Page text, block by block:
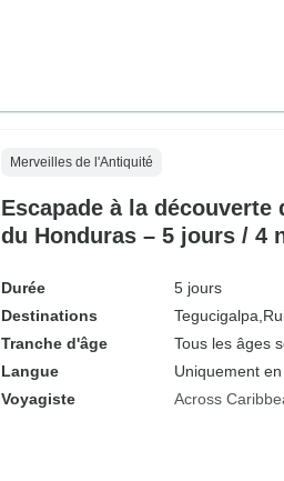
Merveilles de l'Antiquité
Escapade à la
du Honduras – 5 jours / 4
Durée
5 jours
Destinations
Tegucigalpa,
Tranche d'âge
Tous les âges
Langue
Uniquement
Voyagiste
Across